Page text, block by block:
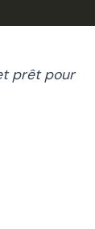
prêt pour